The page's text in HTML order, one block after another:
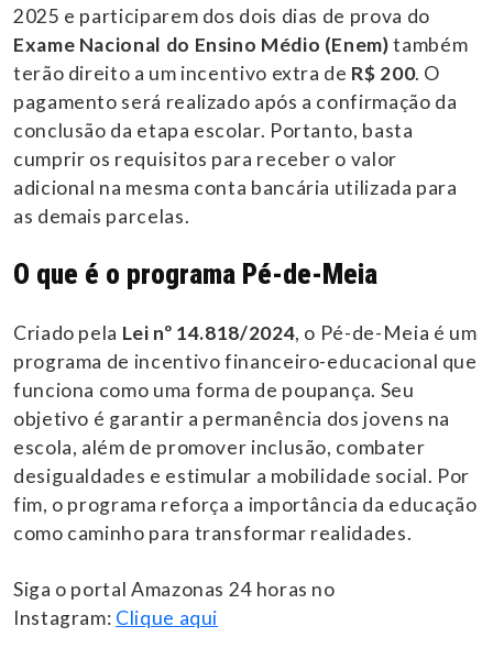
2025 e participarem dos dois dias de prova do
Exame Nacional do Ensino Médio (Enem)também
terão direito a um incentivo extra de R$ 200. O
pagamento será realizado após a confirmação da
conclusão da etapa escolar. Portanto, basta
cumprir os requisitos para receber o valor
adicional na mesma conta bancária utilizada para
as demais parcelas.
O que é o programa Pé-de-Meia
Criado pela Lei nº 14.818/2024, o Pé-de-Meia é um
programa de incentivo financeiro-educacional que
funciona como uma forma de poupança. Seu
objetivo é garantir a permanência dos jovens na
escola, além de promover inclusão, combater
desigualdades e estimular a mobilidade social. Por
fim, o programa reforça a importância da educação
como caminho para transformar realidades.
Siga o portal Amazonas 24 horas no
Instagram: Clique aqui